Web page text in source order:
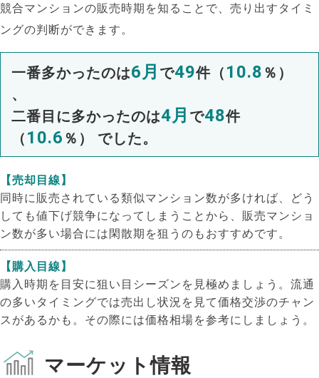
競合マンションの販売時期を知ることで、売り出すタイミ
ングの判断ができます。
一番多かったのは6月 で49件（ 10.8 ％）
、
二番目に多かったのは4月 で48件
（ 10.6 ％） でした。
【売却目線】
同時に販売されている類似マンション数が多ければ、どう
しても値下げ競争になってしまうことから、販売マンショ
ン数が多い場合には閑散期を狙うのもおすすめです。
【購入目線】
購入時期を目安に狙い目シーズンを見極めましょう。流通
の多いタイミングでは売出し状況を見て価格交渉のチャン
スがあるかも。その際には価格相場を参考にしましょう。
マーケット情報